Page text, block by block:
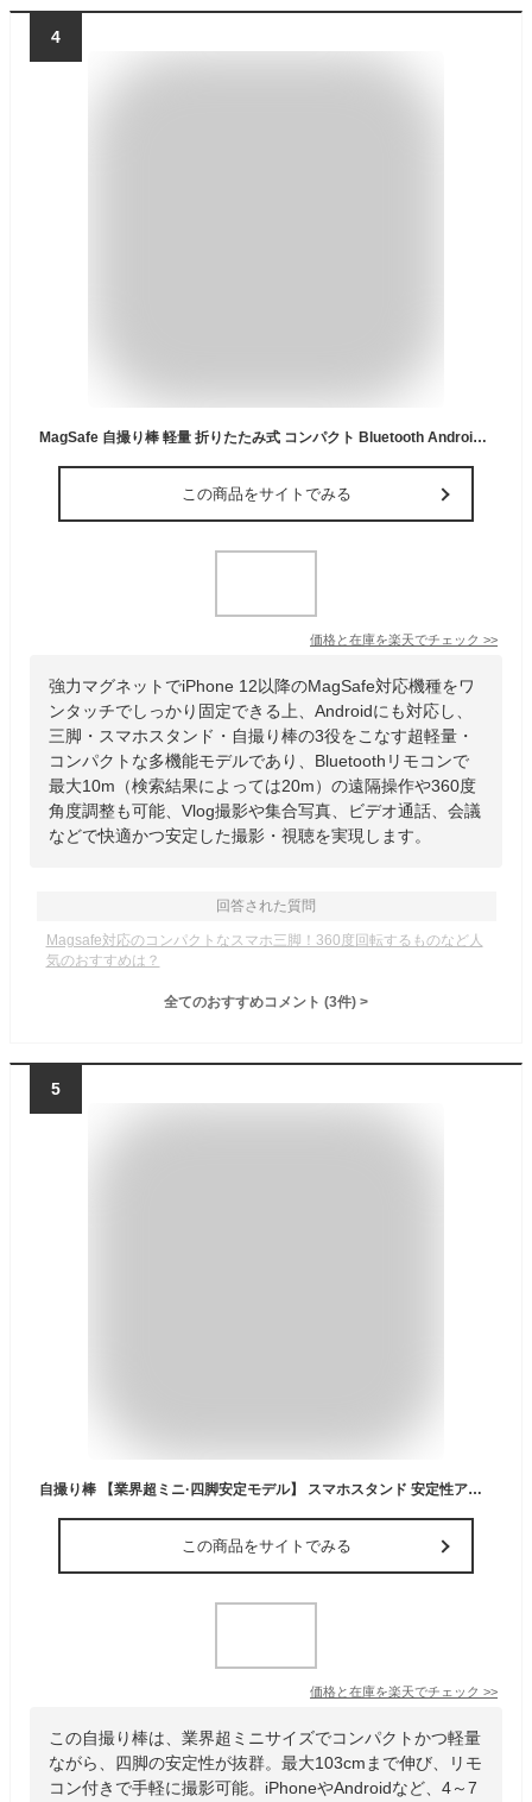
4
MagSafe 自撮り棒 軽量 折りたたみ式 コンパクト Bluetooth Android対応でき 10m遠隔操作 角度調整可能 片手操作 スマホスタンド リモコン付 三脚 スマホスタンド Magstick ビデオ通話 撮影 会議などに 送料無料
この商品をサイトでみる
価格と在庫を楽天でチェック >>
強力マグネットでiPhone 12以降のMagSafe対応機種をワ
ンタッチでしっかり固定できる上、Androidにも対応し、
三脚・スマホスタンド・自撮り棒の3役をこなす超軽量・
コンパクトな多機能モデルであり、Bluetoothリモコンで
最大10m（検索結果によっては20m）の遠隔操作や360度
角度調整も可能、Vlog撮影や集合写真、ビデオ通話、会議
などで快適かつ安定した撮影・視聴を実現します。
回答された質問
Magsafe対応のコンパクトなスマホ三脚！360度回転するものなど人
気のおすすめは？
全てのおすすめコメント (3件) >
5
自撮り棒 【業界超ミニ·四脚安定モデル】 スマホスタンド 安定性アップ iphone android対応 三脚 コンパクト 軽量 セルカ棒 折りたたみ式 最大103cmまで リモコン付 携帯 4-7インチ多機種対応 カメラ gopro兼用 セルフィー 撮影用
この商品をサイトでみる
価格と在庫を楽天でチェック >>
この自撮り棒は、業界超ミニサイズでコンパクトかつ軽量
ながら、四脚の安定性が抜群。最大103cmまで伸び、リモ
コン付きで手軽に撮影可能。iPhoneやAndroidなど、4～7